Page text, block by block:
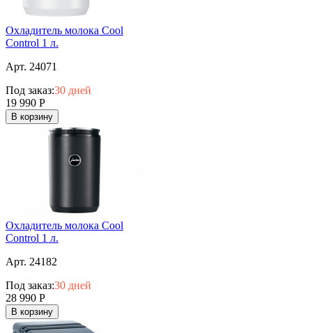
Охладитель молока Cool
Control 1 л.
Арт. 24071
Под заказ:30 дней
19 990 Р
В корзину
Охладитель молока Cool
Control 1 л.
Арт. 24182
Под заказ:30 дней
28 990 Р
В корзину